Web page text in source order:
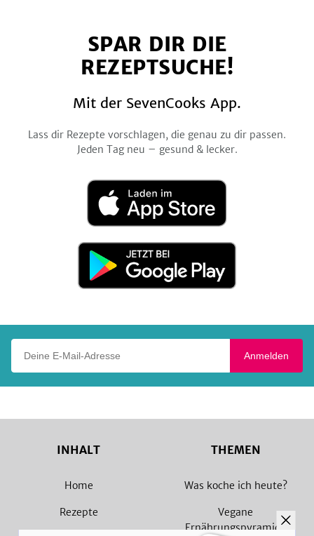
FacebookTwitterPinterestInstagramYouTube
SPAR DIR DIE
REZEPTSUCHE!
Mit der SevenCooks App.
Lass dir Rezepte vorschlagen, die genau zu dir passen.
Jeden Tag neu – gesund & lecker.
Laden
im
App
Jetzt
Google
Anmelden
INHALT
Home
Rezepte
THEMEN
Was koche ich heute?
Vegane
Ernährungspyramide